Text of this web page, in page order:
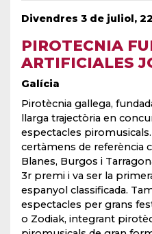
Divendres 3 de juliol,
PIROTECNIA
ARTIFICIALES
Galícia
Pirotècnia gallega,
llarga trajectòria en
espectacles
certàmens de referència
Blanes, Burgos i
3r premi i va ser la
espanyol classificada.
espectacles per grans
o Zodiak, integrant